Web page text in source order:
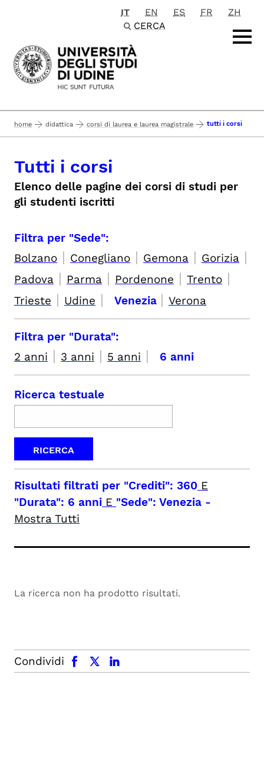
Passa al contenuto principale
IT EN ES FR
ZH
CERCA
home didattica corsi di laurea e laurea magistrale tutti i corsi
Tutti i corsi
Elenco delle pagine dei corsi di studi per
gli studenti iscritti
Filtra per "Sede":
Bolzano | Conegliano | Gemona | Gorizia |
Padova | Parma | Pordenone | Trento |
Trieste | Udine | Venezia | Verona
Filtra per "Durata":
2 anni | 3 anni | 5 anni | 6 anni
Ricerca testuale
Risultati filtrati per "Crediti": 360 E
"Durata": 6 anni E "Sede": Venezia -
Mostra Tutti
La ricerca non ha prodotto risultati.
Condividi
facebook x.com linkedin